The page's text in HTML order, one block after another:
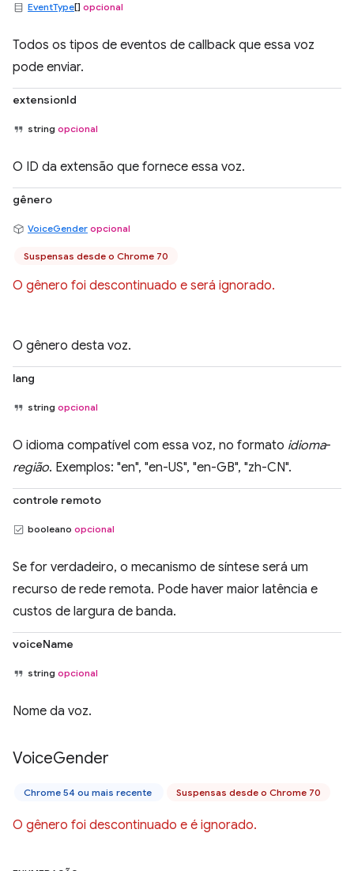
EventType[] opcional
Todos os tipos de eventos de callback que essa voz
pode enviar.
extensionId
string opcional
O ID da extensão que fornece essa voz.
gênero
VoiceGender opcional
Suspensas desde o Chrome 70
O gênero foi descontinuado e será ignorado.
O gênero desta voz.
lang
string opcional
O idioma compatível com essa voz, no formato idioma-
região. Exemplos: "en", "en-US", "en-GB", "zh-CN".
controle remoto
booleano opcional
Se for verdadeiro, o mecanismo de síntese será um
recurso de rede remota. Pode haver maior latência e
custos de largura de banda.
voiceName
string opcional
Nome da voz.
VoiceGender
Chrome 54 ou mais recente Suspensas desde o Chrome 70
O gênero foi descontinuado e é ignorado.